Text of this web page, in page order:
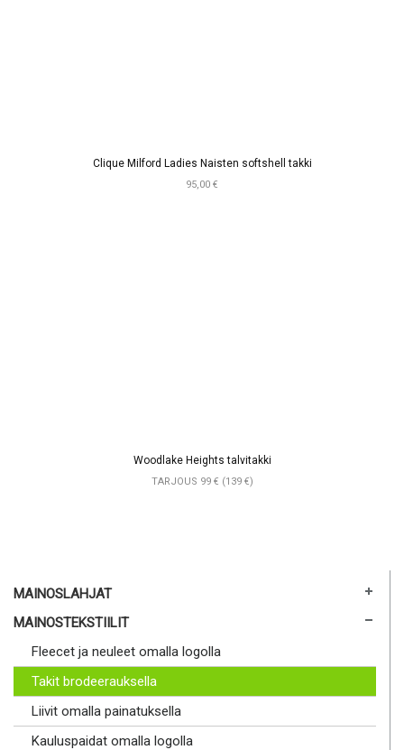
Clique Milford Ladies Naisten softshell takki
95,00 €
Woodlake Heights talvitakki
TARJOUS 99 € (139 €)
MAINOSLAHJAT
MAINOSTEKSTIILIT
Fleecet ja neuleet omalla logolla
Takit brodeerauksella
Liivit omalla painatuksella
Kauluspaidat omalla logolla